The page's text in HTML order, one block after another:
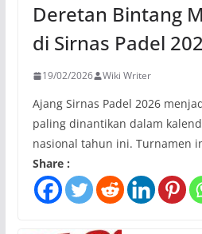
Deretan Bintang
di Sirnas Padel
19/02/2026 Wiki Writer
Ajang Sirnas Padel 2026
paling dinantikan dalam
nasional tahun ini. Turnamen
Share :